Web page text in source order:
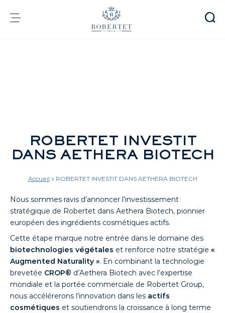
Engagements
Informations financières
Contact
e-Robertet
ROBERTET INVESTIT
DANS AETHERA BIOTECH
Accueil ROBERTET INVESTIT DANS AETHERA BIOTECH
Nous sommes ravis d’annoncer l’investissement
stratégique de Robertet dans Aethera Biotech, pionnier
européen des ingrédients cosmétiques actifs.
Cette étape marque notre entrée dans le domaine des
biotechnologies végétales et renforce notre stratégie «
Augmented Naturality ». En combinant la technologie
brevetée CROP® d’Aethera Biotech avec l’expertise
mondiale et la portée commerciale de Robertet Group,
nous accélérerons l’innovation dans les actifs
cosmétiques et soutiendrons la croissance à long terme
Panneau de gestion des cookies